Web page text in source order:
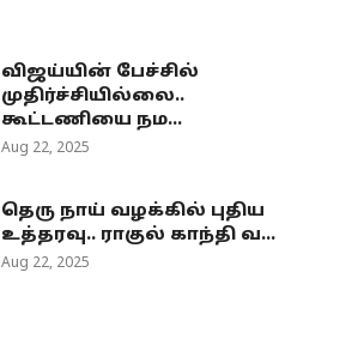
விஜய்யின் பேச்சில்
முதிர்ச்சியில்லை..
கூட்டணியை நம...
Aug 22, 2025
தெரு நாய் வழக்கில் புதிய
உத்தரவு.. ராகுல் காந்தி வ...
Aug 22, 2025